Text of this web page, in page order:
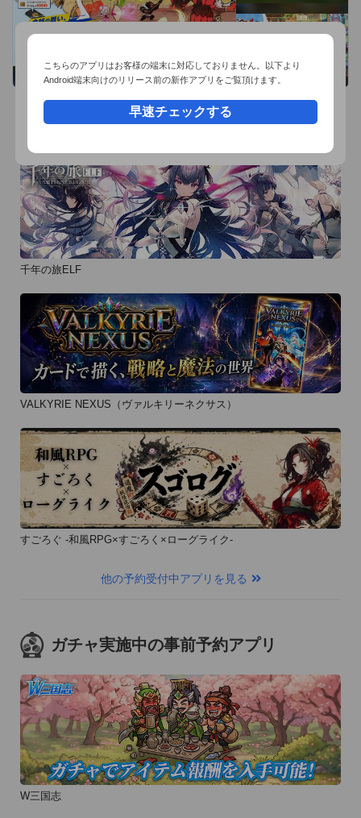
千年の旅ELF
VALKYRIE NEXUS（ヴァルキリーネクサス）
すごろぐ -和風RPG×すごろく×ローグライク-
他の予約受付中アプリを見る
ガチャ実施中の事前予約アプリ
W三国志
こちらのアプリはお客様の端末に対応しておりません。以下より
Android端末向けのリリース前の新作アプリをご覧頂けます。
早速チェックする